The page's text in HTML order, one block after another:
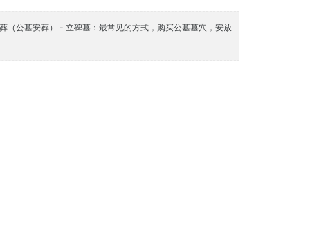
（公墓安葬） - 立碑墓：最常见的方式，购买公墓墓穴，安放